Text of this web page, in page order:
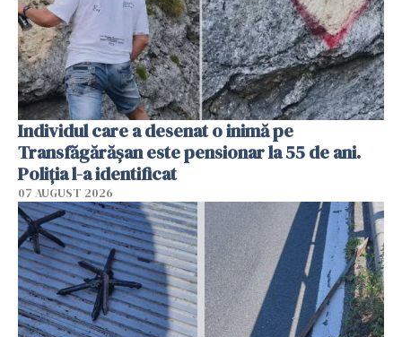
Individul care a desenat o inimă pe
Transfăgărășan este pensionar la 55 de ani.
Poliția l-a identificat
07 AUGUST 2026